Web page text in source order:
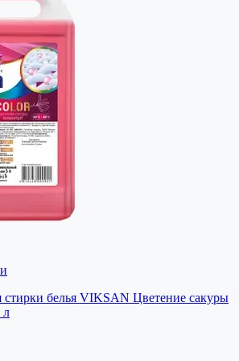
стирки белья VIKSAN Цветение сакуры
л